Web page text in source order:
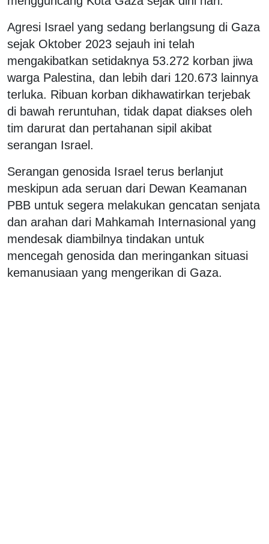
Agresi Israel yang sedang berlangsung di Gaza
sejak Oktober 2023 sejauh ini telah
mengakibatkan setidaknya 53.272 korban jiwa
warga Palestina, dan lebih dari 120.673 lainnya
terluka. Ribuan korban dikhawatirkan terjebak
di bawah reruntuhan, tidak dapat diakses oleh
tim darurat dan pertahanan sipil akibat
serangan Israel.
Serangan genosida Israel terus berlanjut
meskipun ada seruan dari Dewan Keamanan
PBB untuk segera melakukan gencatan senjata
dan arahan dari Mahkamah Internasional yang
mendesak diambilnya tindakan untuk
mencegah genosida dan meringankan situasi
kemanusiaan yang mengerikan di Gaza.